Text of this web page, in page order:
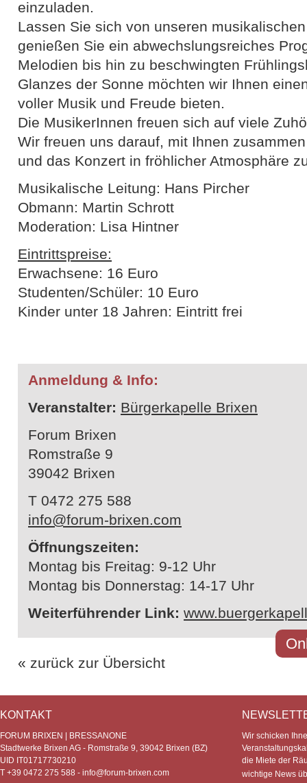
einzuladen.
Lassen Sie sich von unseren
genießen Sie ein abwechslungsreiches
Melodien bis hin zu beschwingten
Glanzes der Sonne möchten wir Ihnen
voller Musik und Freude bieten.
Die MusikerInnen freuen sich auf viele
Wir freuen uns darauf, mit Ihnen
und das Konzert in fröhlicher Atmosphäre
Musikalische Leitung: Hans Pircher
Obmann: Martin Schrott
Moderation: Lisa Hintner
Eintrittspreise:
Erwachsene: 16 Euro
Studenten/Schüler: 10 Euro
Kinder unter 18 Jahren: Eintritt frei
Anmeldung & Info:
Veranstalter: Bürgerkapelle Brixen
Forum Brixen
Romstraße 9
39042 Brixen
T 0472 275 588
info@forum-brixen.com
Öffnungszeiten:
Montag bis Freitag: 9-12 Uhr
Montag bis Donnerstag: 14-17 Uhr
Weiterführender Link:
« zurück zur Übersicht
KONTAKT
FORUM BRIXEN | BRESSANONE
Stadtwerke Brixen AG - Romstraße 9, 39042 Brixen (BZ)
UID IT01717730210
T +39 0472 275 588 - info@forum-brixen.com
Wir schicken
die Miete der
wichtige News